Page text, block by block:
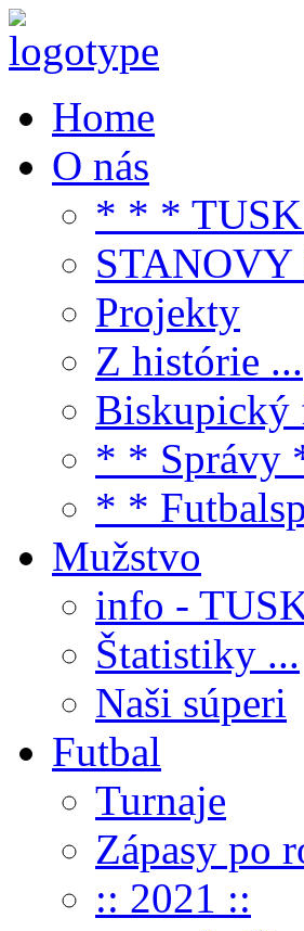
Home
O nás
* * *
Projekty
Z histórie ...
Biskupický
* * Správy
* *
Mužstvo
info -
Štatistiky ...
Naši súperi
Futbal
Turnaje
Zápasy po
:: 2021 ::